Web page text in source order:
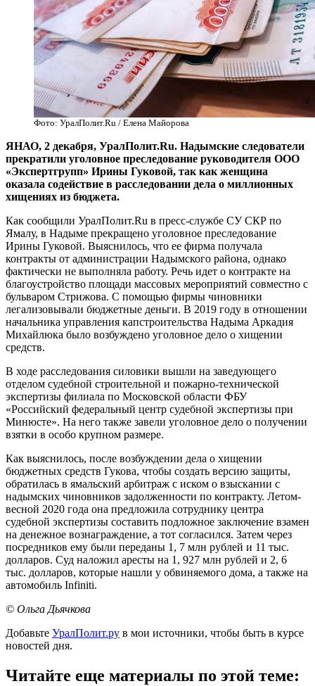
Фото: УралПолит.Ru / Елена Майорова
​ЯНАО, 2 декабря, УралПолит.Ru. Надымские следователи
прекратили уголовное преследование руководителя ООО
«Экспертгрупп» Ирины Гуковой, так как женщина
оказала содействие в расследовании дела о миллионных
хищениях из бюджета.
Как сообщили УралПолит.Ru в пресс-службе СУ СКР по
Ямалу, в Надыме прекращено уголовное преследование
Ирины Гуковой. Выяснилось, что ее фирма получала
контракты от администрации Надымского района, однако
фактически не выполняла работу. Речь идет о контракте на
благоустройство площади массовых мероприятий совместно с
бульваром Стрижова. С помощью фирмы чиновники
легализовывали бюджетные деньги. В 2019 году в отношении
начальника управления капстроительства Надыма Аркадия
Михайлюка было возбуждено уголовное дело о хищении
средств.
В ходе расследования силовики вышли на заведующего
отделом судебной строительной и пожарно-технической
экспертизы филиала по Московской области ФБУ
«Российский федеральный центр судебной экспертизы при
Минюсте». На него также завели уголовное дело о получении
взятки в особо крупном размере.
Как выяснилось, после возбуждении дела о хищении
бюджетных средств Гукова, чтобы создать версию защиты,
обратилась в ямальский арбитраж с иском о взыскании с
надымских чиновников задолженности по контракту. Летом-
весной 2020 года она предложила сотруднику центра
судебной экспертизы составить подложное заключение взамен
на денежное вознаграждение, а тот согласился. Затем через
посредников ему были переданы 1, 7 млн рублей и 11 тыс.
долларов. Суд наложил аресты на 1, 927 млн рублей и 2, 6
тыс. долларов, которые нашли у обвиняемого дома, а также на
автомобиль Infiniti.
© Ольга Дьячкова
Добавьте УралПолит.ру в мои источники, чтобы быть в курсе
новостей дня.
Читайте еще материалы по этой теме: